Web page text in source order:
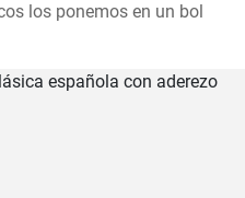
los ponemos en un bol